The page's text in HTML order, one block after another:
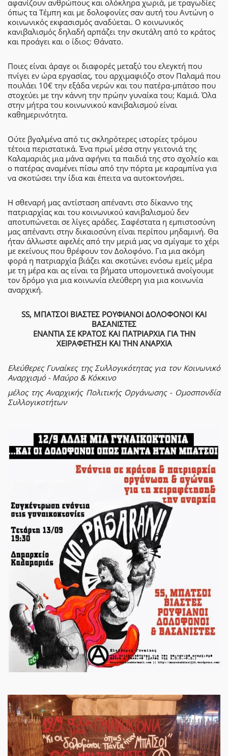
αφανίζουν ανθρώπους και ολόκληρα χωριά, με τραγωδίες
όπως τα Τέμπη και με δολοφονίες σαν αυτή του Αντώνη ο
κοινωνικός εκφασισμός αναδύεται. Ο κοινωνικός
κανιβαλισμός δηλαδή αρπάζει την σκυτάλη από το κράτος
και προάγει και ο ίδιος: Θάνατο.
Ποιες είναι άραγε οι διαφορές μεταξύ του ελεγκτή που
πνίγει εν ώρα εργασίας, του αρχιμαφιόζο στον Παλαμά που
πουλάει 10€ την εξάδα νερών και του πατέρα-μπάτσο που
στοχεύει με την κάννη την πρώην γυναίκα του; Καμιά. Όλα
στην μήτρα του κοινωνικού κανιβαλισμού είναι
καθημερινότητα.
Ούτε βγαλμένα από τις σκληρότερες ιστορίες τρόμου
τέτοια περιστατικά. Ένα πρωί μέσα στην γειτονιά της
Καλαμαριάς μια μάνα αφήνει τα παιδιά της στο σχολείο και
ο πατέρας αναμένει πίσω από την πόρτα με καραμπίνα για
να σκοτώσει την ίδια και έπειτα να αυτοκτονήσει.
Η σθεναρή μας αντίσταση απέναντι στο δίκαννο της
πατριαρχίας και του κοινωνικού κανιβαλισμού δεν
αποτυπώνεται σε λίγες αράδες. Σαφέστατα η εμπιστοσύνη
μας απέναντι στην δικαιοσύνη είναι περίπου μηδαμινή. Θα
ήταν άλλωστε αφελές από την μεριά μας να σμίγαμε το χέρι
με εκείνους που θρέφουν τον Δολοφόνο. Για μια ακόμη
φορά η πατριαρχία βιάζει και σκοτώνει ενόσω εμείς μέρα
με τη μέρα και ας είναι τα βήματα υπομονετικά ανοίγουμε
τον δρόμο για μια κοινωνία ελεύθερη για μια κοινωνία
αναρχική.
SS, ΜΠΑΤΣΟΙ ΒΙΑΣΤΕΣ ΡΟΥΦΙΑΝΟΙ ΔΟΛΟΦΟΝΟΙ ΚΑΙ
ΒΑΣΑΝΙΣΤΕΣ
ΕΝΑΝΤΙΑ ΣΕ ΚΡΑΤΟΣ ΚΑΙ ΠΑΤΡΙΑΡΧΙΑ ΓΙΑ ΤΗΝ
ΧΕΙΡΑΦΕΤΗΣΗ ΚΑΙ ΤΗΝ ΑΝΑΡΧΙΑ
Ελεύθερες Γυναίκες της Συλλογικότητας για τον Κοινωνικό
Αναρχισμό - Μαύρο & Κόκκινο
μέλος της Αναρχικής Πολιτικής Οργάνωσης - Ομοσπονδία
Συλλογικοτήτων